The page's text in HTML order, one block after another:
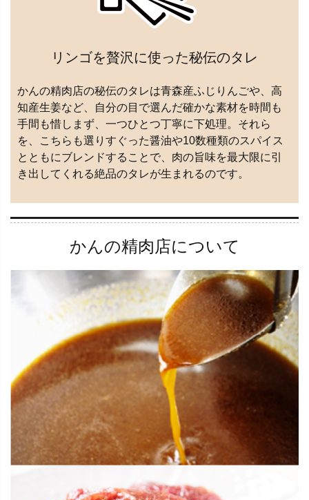
リンゴを贅沢に使った秘伝のタレ
かんの精肉店の秘伝のタレは青森産ふじりんごや、高
知産生姜など、自分の目で選んだ確かな素材を時間も
手間も惜しまず、一つひとつ丁寧に下処理。それら
を、こちらも選りすぐった醤油や10数種類のスパイス
とともにブレンドすることで、肉の旨味を最大限に引
き出してくれる絶品のタレが生まれるのです。
かんの精肉店について